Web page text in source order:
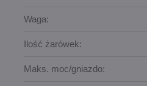
Waga:
Ilość żarówek:
Maks. moc/gniazdo: